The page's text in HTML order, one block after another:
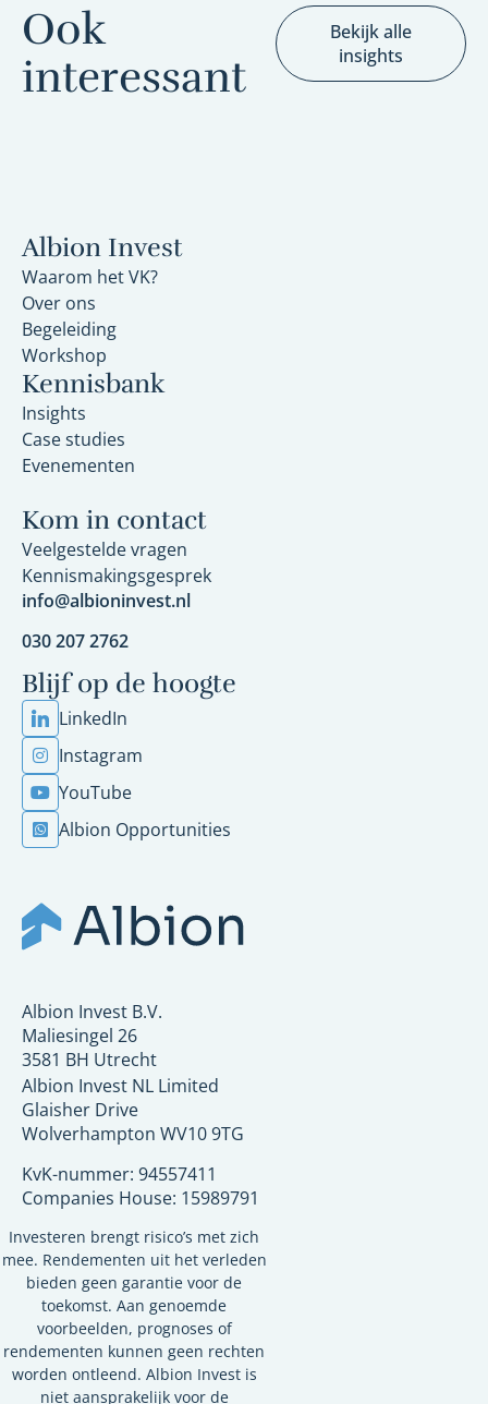
Ook
interessant
Bekijk alle
insights
Albion Invest
Waarom het VK?
Over ons
Begeleiding
Workshop
Kennisbank
Insights
Case studies
Evenementen
Kom in contact
Veelgestelde vragen
Kennismakingsgesprek
info@albioninvest.nl
030 207 2762
Blijf op de hoogte
LinkedIn
Instagram
YouTube
Albion Opportunities
Albion Invest B.V.
Maliesingel 26
3581 BH Utrecht
Albion Invest NL Limited
Glaisher Drive
Wolverhampton WV10 9TG
KvK-nummer: 94557411
Companies House: 15989791
Investeren brengt risico’s met zich
mee. Rendementen uit het verleden
bieden geen garantie voor de
toekomst. Aan genoemde
voorbeelden, prognoses of
rendementen kunnen geen rechten
worden ontleend. Albion Invest is
niet aansprakelijk voor de